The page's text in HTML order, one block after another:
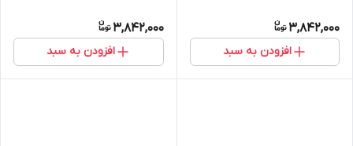
NO+NC مدل CJY18S-10PCT
3,842,000
افزودن به سبد
NO+NC مدل CJY18S-10NCT
3,842,000
افزودن به سبد